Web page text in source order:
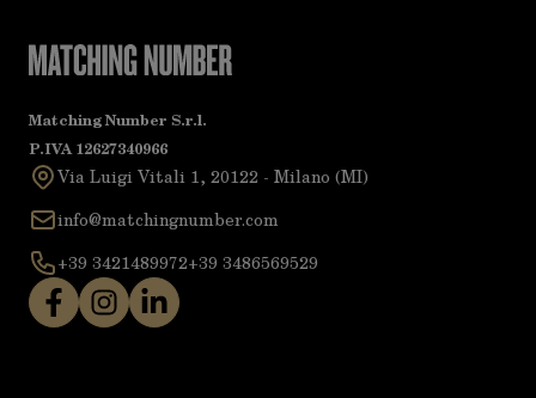
Matching Number S.r.l.
P.IVA 12627340966
Via Luigi Vitali 1, 20122 - Milano (MI)
info@matchingnumber.com
+39 3421489972+39 3486569529